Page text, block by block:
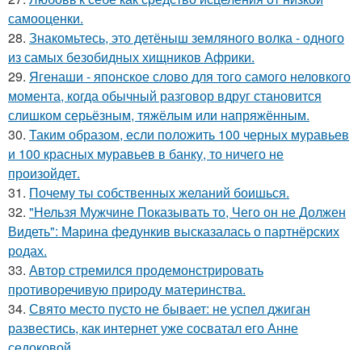
самооценки.
28. Знакомьтесь, это детёныш земляного волка - одного
из самых безобидных хищников Африки.
29. Ягенаши - японское слово для того самого неловкого
момента, когда обычный разговор вдруг становится
слишком серьёзным, тяжёлым или напряжённым.
30. Таким образом, если положить 100 черных муравьев
и 100 красных муравьев в банку, то ничего не
произойдет.
31. Почему ты собственных желаний боишься.
32. "Нельзя Мужчине Показывать то, Чего он не Должен
Видеть": Марина федункив высказалась о партнёрских
родах.
33. Автор стремился продемонстрировать
противоречивую природу материнства.
34. Свято место пусто не бывает: не успел джиган
развестись, как интернет уже сосватал его Анне